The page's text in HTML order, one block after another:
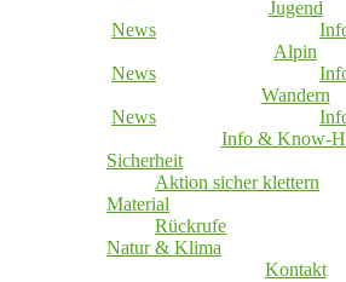
Jugend
News
Alpin
News
Wandern
News
Info & Know-
Sicherheit
Aktion sicher klettern
Material
Rückrufe
Natur & Klima
Kontakt